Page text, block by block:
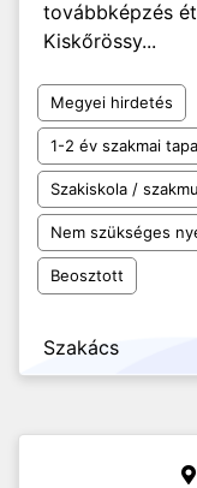
továbbképzés
Kiskőrössy...
Megyei hirdetés
1-2 év szakmai
Szakiskola /
Nem szükséges
Beosztott
Szakács